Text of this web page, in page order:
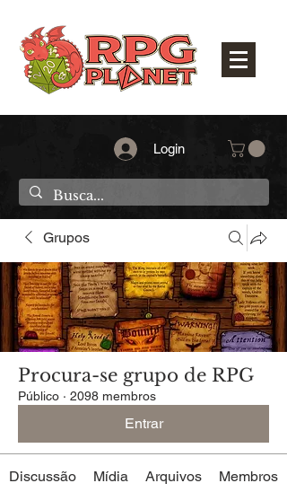
Login
Grupos
Procura-se grupo de RPG
Público · 2098 membros
Entrar
Discussão Mídia Arquivos Membros